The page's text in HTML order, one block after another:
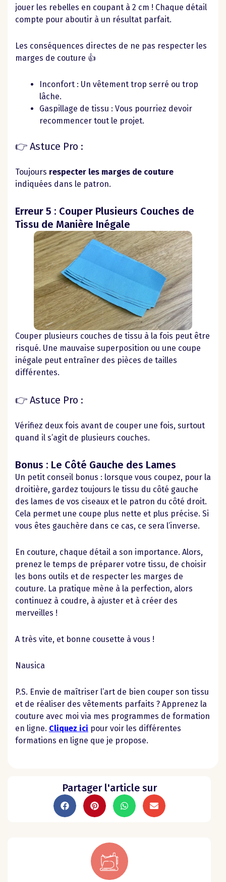
jouer les rebelles en coupant à 2 cm ! Chaque détail
compte pour aboutir à un résultat parfait.
Les conséquences directes de ne pas respecter les
marges de couture 👍
Inconfort : Un vêtement trop serré ou trop
lâche.
Gaspillage de tissu : Vous pourriez devoir
recommencer tout le projet.
👉 Astuce Pro :
Toujours respecter les marges de couture
indiquées dans le patron.
Erreur 5 : Couper Plusieurs Couches de
Tissu de Manière Inégale
Couper plusieurs couches de tissu à la fois peut être
risqué. Une mauvaise superposition ou une coupe
inégale peut entraîner des pièces de tailles
différentes.
👉 Astuce Pro :
Vérifiez deux fois avant de couper une fois, surtout
quand il s’agit de plusieurs couches.
Bonus : Le Côté Gauche des Lames
Un petit conseil bonus : lorsque vous coupez, pour la
droitière, gardez toujours le tissu du côté gauche
des lames de vos ciseaux et le patron du côté droit.
Cela permet une coupe plus nette et plus précise. Si
vous êtes gauchère dans ce cas, ce sera l’inverse.
En couture, chaque détail a son importance. Alors,
prenez le temps de préparer votre tissu, de choisir
les bons outils et de respecter les marges de
couture. La pratique mène à la perfection, alors
continuez à coudre, à ajuster et à créer des
merveilles !
A très vite, et bonne cousette à vous !
Nausica
P.S. Envie de maîtriser l’art de bien couper son tissu
et de réaliser des vêtements parfaits ? Apprenez la
couture avec moi via mes programmes de formation
en ligne. Cliquez ici pour voir les différentes
formations en ligne que je propose.
Partager l'article sur